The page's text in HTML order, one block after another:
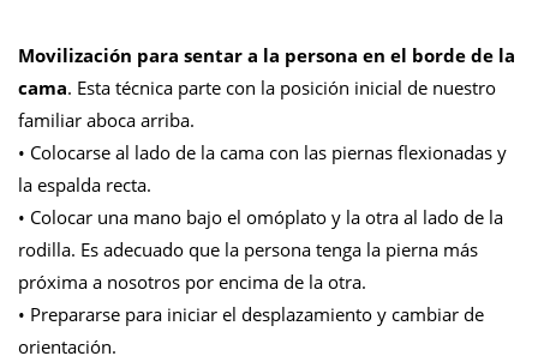
Movilización para sentar a la persona en el borde de la
cama. Esta técnica parte con la posición inicial de nuestro
familiar aboca arriba.
• Colocarse al lado de la cama con las piernas flexionadas y
la espalda recta.
• Colocar una mano bajo el omóplato y la otra al lado de la
rodilla. Es adecuado que la persona tenga la pierna más
próxima a nosotros por encima de la otra.
• Prepararse para iniciar el desplazamiento y cambiar de
orientación.